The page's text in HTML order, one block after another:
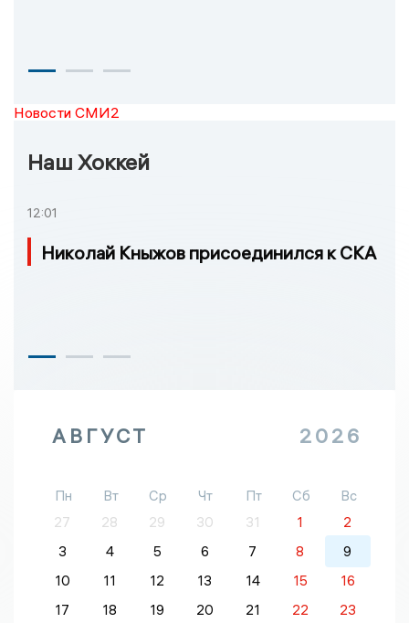
Новости СМИ2
Наш Хоккей
12:01
Николай Кныжов присоединился к СКА
АВГУСТ 2026
Пн Вт Ср Чт Пт Сб
Вс
27
28 29 30 31 1
2
3
4 5 6 7 8
9
10
11 12 13 14 15
16
17
18 19 20 21 22 23